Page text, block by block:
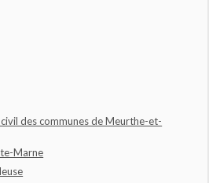
des communes de Meurthe-et-
Marne